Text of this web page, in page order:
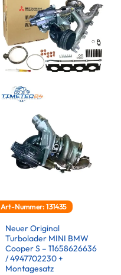
Art-Nummer: 131435
Neuer Original
Turbolader MINI BMW
Cooper S – 11658626636
/ 4947702230 +
Montagesatz